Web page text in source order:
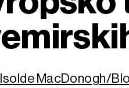
Isolde MacDonogh/